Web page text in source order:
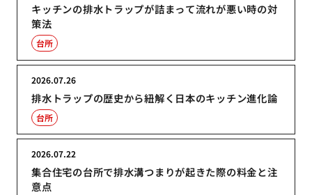
キッチンの排水トラップが詰まって流れが悪い時の対
策法
台所
排水トラップの歴史から紐解く日本のキッチン進化論
2026.07.26
台所
集合住宅の台所で排水溝つまりが起きた際の料金と注
意点
2026.07.22